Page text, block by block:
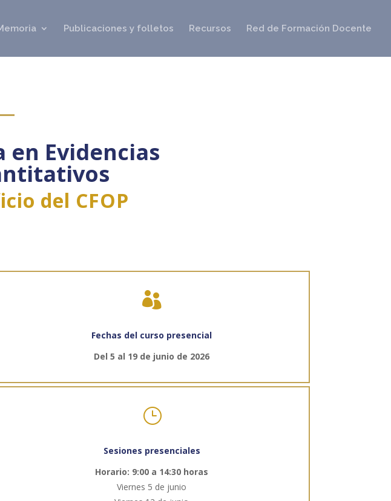
Publicaciones y folletos Recursos Red de Formación Docente
en Evidencias
del CFOP

Fechas del curso presencial
Del 5 al 19 de junio de 2026
}
Sesiones presenciales
Horario: 9:00 a 14:30 horas
Viernes 5 de junio